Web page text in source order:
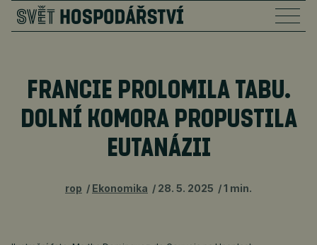
FRANCIE PROLOMILA TABU.
DOLNÍ KOMORA PROPUSTILA
EUTANÁZII
rop Ekonomika 28. 5. 2025 1 min.